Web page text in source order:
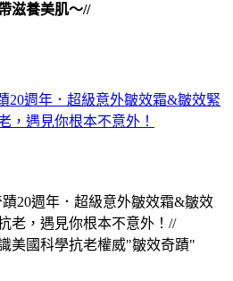
滋養美肌～//
20週年．超級意外皺效霜&皺效緊
，遇見你根本不意外！
20週年．超級意外皺效霜&皺效
老，遇見你根本不意外！//
美國科學抗老權威"皺效奇蹟"